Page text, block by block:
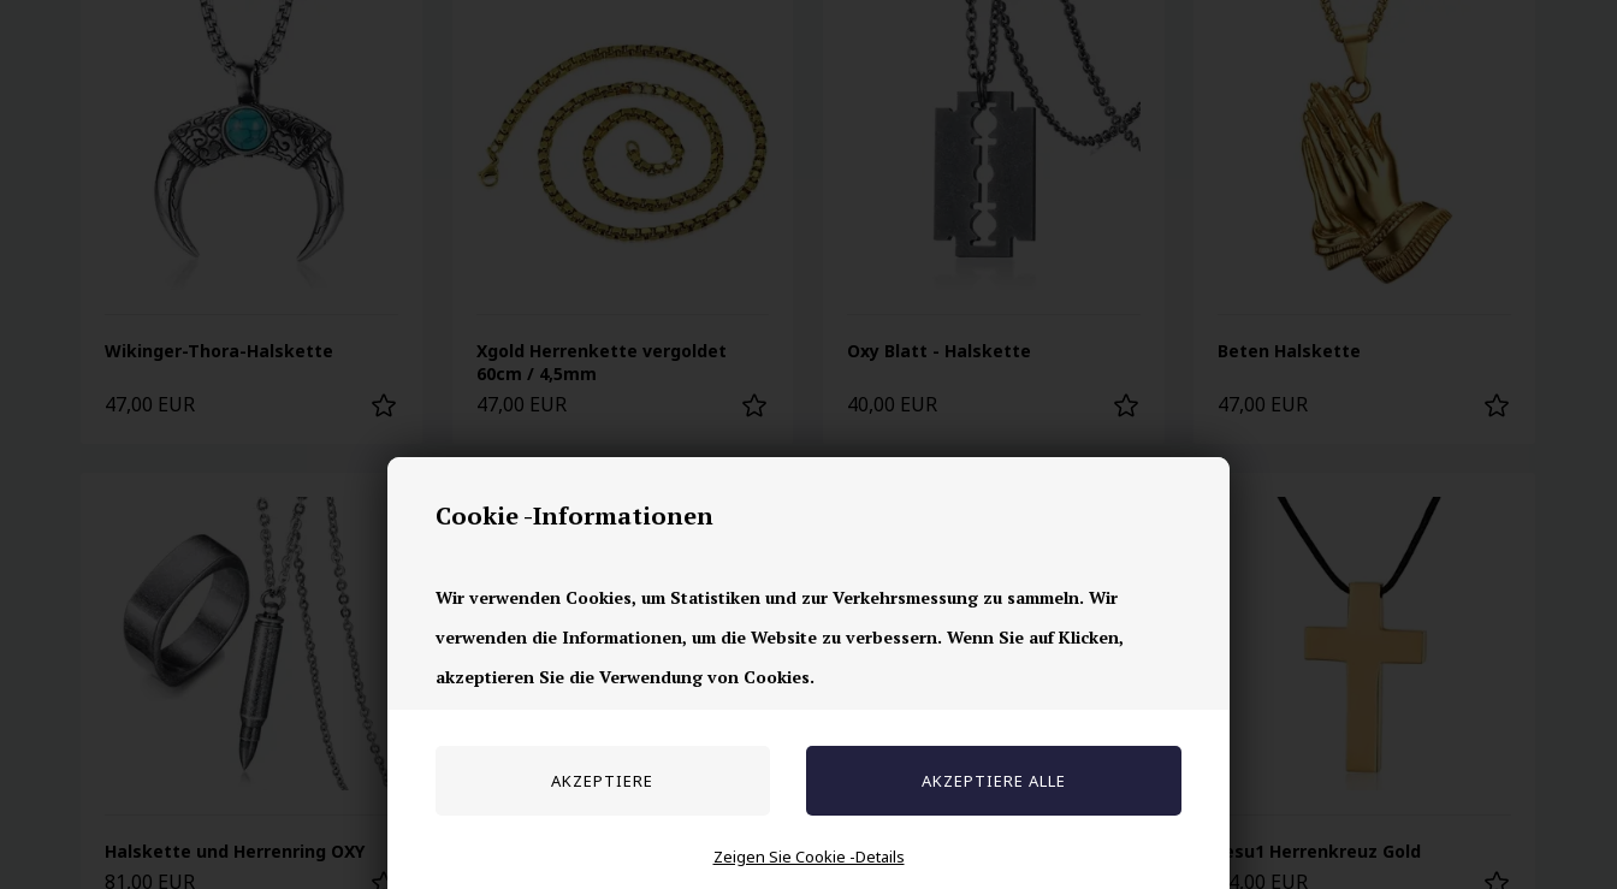
Cookie -Informationen
Wir verwenden Cookies, um Statistiken und zur Verkehrsmessung zu sammeln. Wir
verwenden die Informationen, um die Website zu verbessern. Wenn Sie auf Klicken,
akzeptieren Sie die Verwendung von Cookies.
Zeigen Sie Cookie -Details
Wikinger-Thora-Halskette
47,00 EUR
Xgold Herrenkette vergoldet
60cm / 4,5mm
47,00 EUR
Oxy Blatt - Halskette
40,00 EUR
Beten Halskette
47,00 EUR
Halskette und Herrenring OXY
81,00 EUR
Jesus Kreuz Stahl Jesu1 Herrenkreuz Gold
34,00 EUR